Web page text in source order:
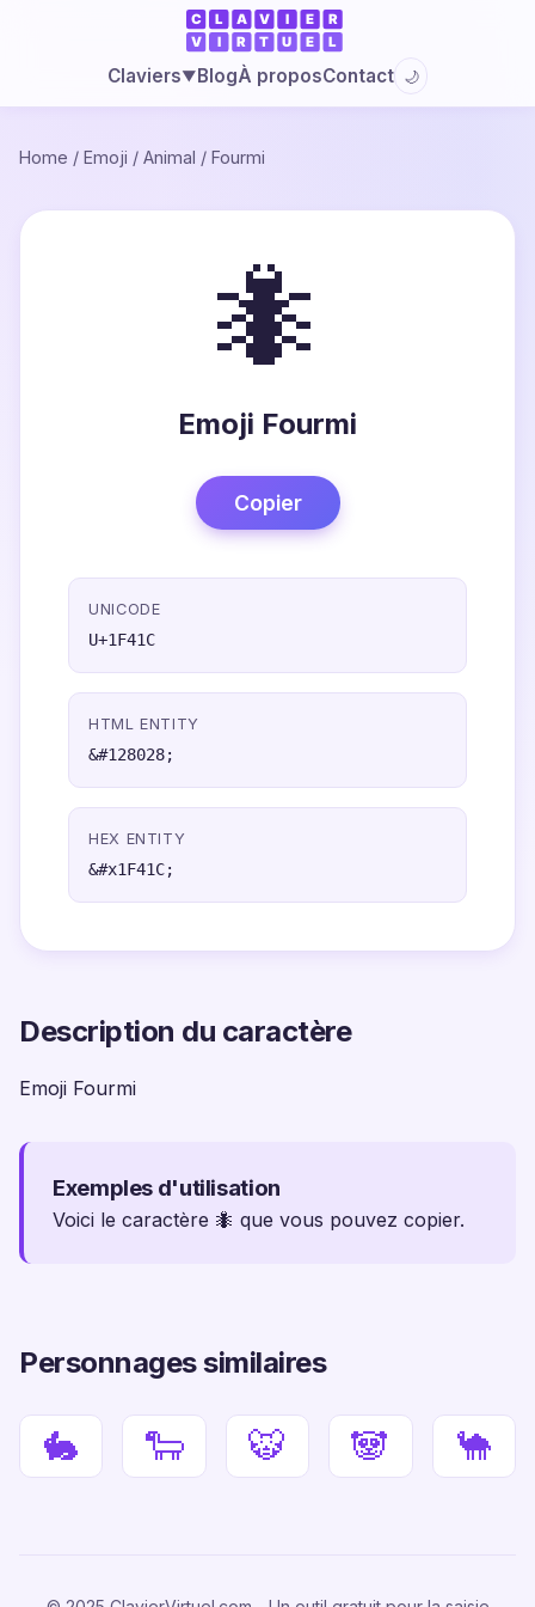
Claviers▼BlogÀ proposContact 🌙
Home / Emoji / Animal / Fourmi
🐜
Emoji Fourmi
Copier
UNICODE
U+1F41C
HTML ENTITY
&#128028;
HEX ENTITY
&#x1F41C;
Description du caractère
Emoji Fourmi
Exemples d'utilisation
Voici le caractère 🐜 que vous pouvez copier.
Personnages similaires
🐇 🐑 🐯 🐼 🐪